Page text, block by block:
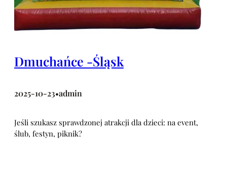
Dmuchańce -Śląsk
2025-10-23•admin
Jeśli szukasz sprawdzonej atrakcji dla dzieci: na event,
ślub, festyn, piknik?